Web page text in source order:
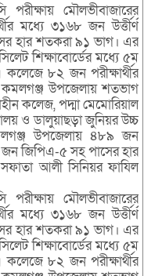
পরীক্ষায় মৌলভীবাজারের
মধ্যে ৩১৬৮ জন উর্ত্তীর্ণ
হার শতকরা ৯১ ভাগ। এর
শিক্ষাবোর্ডের মধ্যে ৫ম
৮২ জন পরীক্ষার্থীর
উপজেলায় শতভাগ
কলেজ, পদ্মা মেমোরিয়াল
ও ডালুয়াছড়া জুনিয়র উচ্চ
উপজেলায় ৪৮৯ জন
জন জিপিএ-৫ সহ পাসের হার
আলী সিনিয়র ফাযিল
পরীক্ষায় মৌলভীবাজারের
মধ্যে ৩১৬৮ জন উর্ত্তীর্ণ
হার শতকরা ৯১ ভাগ। এর
শিক্ষাবোর্ডের মধ্যে ৫ম
৮২ জন পরীক্ষার্থীর